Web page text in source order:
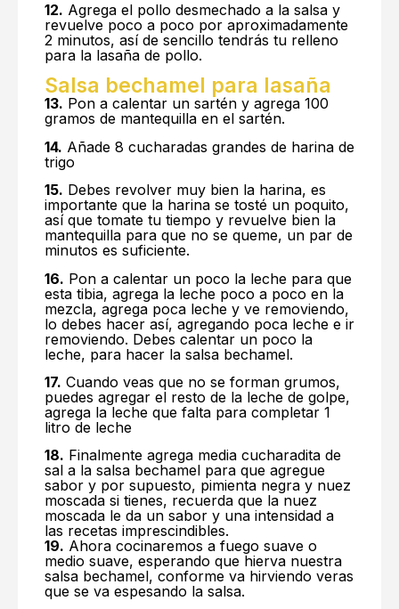
12. Agrega el pollo desmechado a la salsa y
revuelve poco a poco por aproximadamente
2 minutos, así de sencillo tendrás tu relleno
para la lasaña de pollo.
Salsa bechamel para lasaña
13. Pon a calentar un sartén y agrega 100
gramos de mantequilla en el sartén.
14. Añade 8 cucharadas grandes de harina de
trigo
15. Debes revolver muy bien la harina, es
importante que la harina se tosté un poquito,
así que tomate tu tiempo y revuelve bien la
mantequilla para que no se queme, un par de
minutos es suficiente.
16. Pon a calentar un poco la leche para que
esta tibia, agrega la leche poco a poco en la
mezcla, agrega poca leche y ve removiendo,
lo debes hacer así, agregando poca leche e ir
removiendo. Debes calentar un poco la
leche, para hacer la salsa bechamel.
17. Cuando veas que no se forman grumos,
puedes agregar el resto de la leche de golpe,
agrega la leche que falta para completar 1
litro de leche
18. Finalmente agrega media cucharadita de
sal a la salsa bechamel para que agregue
sabor y por supuesto, pimienta negra y nuez
moscada si tienes, recuerda que la nuez
moscada le da un sabor y una intensidad a
las recetas imprescindibles.
19. Ahora cocinaremos a fuego suave o
medio suave, esperando que hierva nuestra
salsa bechamel, conforme va hirviendo veras
que se va espesando la salsa.